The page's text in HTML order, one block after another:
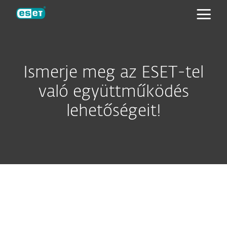
Ismerje meg az ESET-tel
való együttműködés
lehetőségeit!
ESET